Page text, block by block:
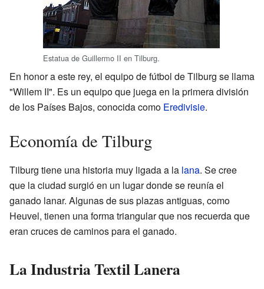
Estatua de Guillermo II en Tilburg.
En honor a este rey, el equipo de fútbol de Tilburg se llama
"Willem II". Es un equipo que juega en la primera división
de los Países Bajos, conocida como Eredivisie.
Economía de Tilburg
Tilburg tiene una historia muy ligada a la lana. Se cree
que la ciudad surgió en un lugar donde se reunía el
ganado lanar. Algunas de sus plazas antiguas, como
Heuvel, tienen una forma triangular que nos recuerda que
eran cruces de caminos para el ganado.
La Industria Textil Lanera